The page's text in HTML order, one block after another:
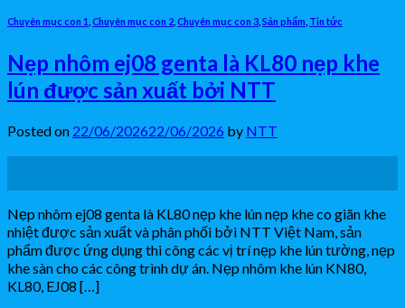
Chuyên mục con 1 Chuyên mục con 2 Chuyên mục con 3 Sản phẩm Tin tức
Nẹp nhôm ej08 genta là KL80 nẹp khe
lún được sản xuất bởi NTT
Posted on 22/06/202622/06/2026 by NTT
Nẹp nhôm ej08 genta là KL80 nẹp khe lún nẹp khe co giãn khe
nhiệt được sản xuất và phân phối bởi NTT Việt Nam, sản
phẩm được ứng dụng thi công các vị trí nẹp khe lún tường, nẹp
khe sàn cho các công trình dự án. Nẹp nhôm khe lún KN80,
KL80, EJ08 […]